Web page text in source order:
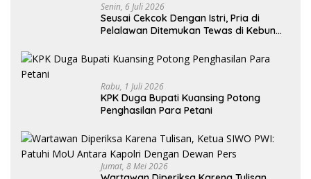
Senin, 6 Juli 2026
Seusai Cekcok Dengan Istri, Pria di
Pelalawan Ditemukan Tewas di Kebun
Rabu, 1 Juli 2026
KPK Duga Bupati Kuansing Potong
Penghasilan Para Petani
Jumat, 8 Mei 2026